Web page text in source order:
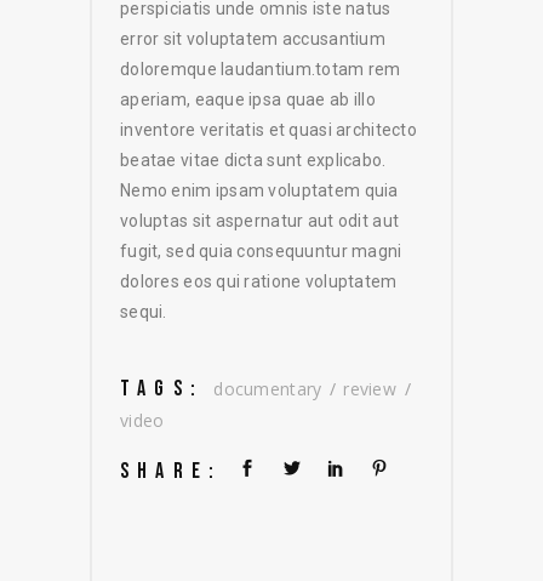
perspiciatis unde omnis iste natus
error sit voluptatem accusantium
doloremque laudantium.totam rem
aperiam, eaque ipsa quae ab illo
inventore veritatis et quasi architecto
beatae vitae dicta sunt explicabo.
Nemo enim ipsam voluptatem quia
voluptas sit aspernatur aut odit aut
fugit, sed quia consequuntur magni
dolores eos qui ratione voluptatem
sequi.
TAGS: documentary
review
video
SHARE: